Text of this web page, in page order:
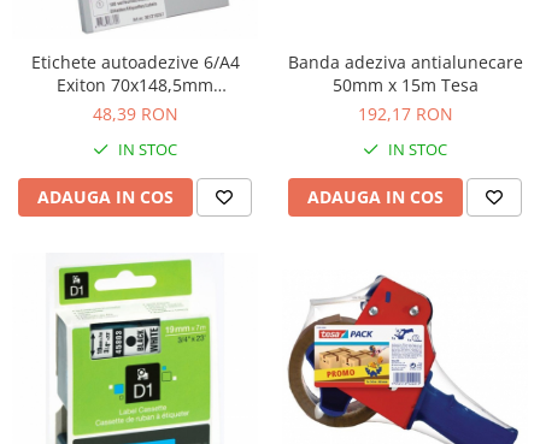
Etichete autoadezive 6/A4
Exiton 70x148,5mm
100coli/top
48,39 RON
IN STOC
ADAUGA IN COS
Banda adeziva antialunecare
50mm x 15m Tesa
192,17 RON
IN STOC
ADAUGA IN COS